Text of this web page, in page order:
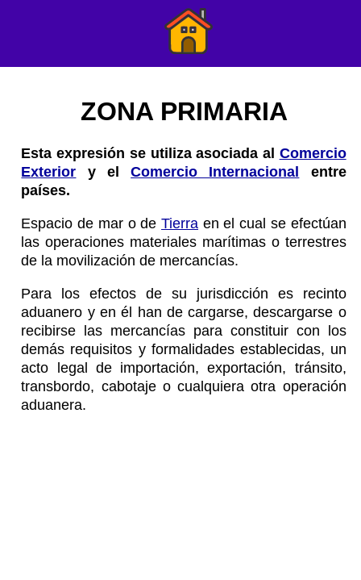
ZONA PRIMARIA
Esta expresión se utiliza asociada al Comercio
Exterior y elComercio Internacional entre
países.
Espacio de mar o deTierra en el cual se efectúan
las operaciones materiales marítimas o terrestres
de la movilización de mercancías.
Para los efectos de su jurisdicción es recinto
aduanero y en él han de cargarse, descargarse o
recibirse las mercancías para constituir con los
demás requisitos y formalidades establecidas, un
acto legal de importación, exportación, tránsito,
transbordo, cabotaje o cualquiera otra operación
aduanera.